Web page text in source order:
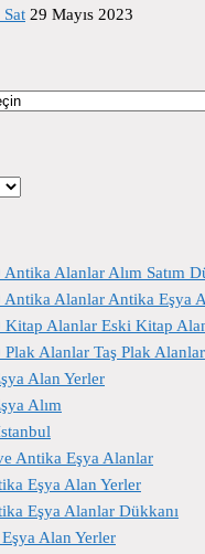
29 Mayıs 2023
Alanlar Alım Satım
Alanlar Antika Eşya
Kitap Alanlar Eski Kitap
Alanlar Taş Plak Alanlar
Alan Yerler
Alım
Antika Eşya Alanlar
Eşya Alan Yerler
Eşya Alanlar Dükkanı
Alan Yerler